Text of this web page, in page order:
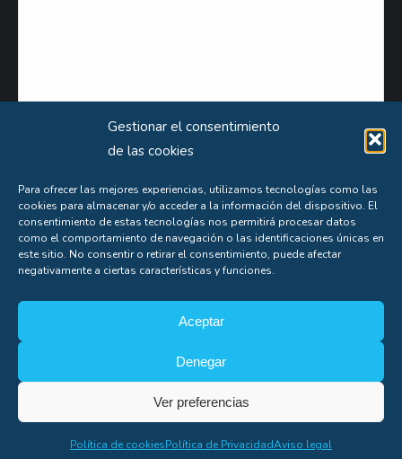
Gestionar el consentimiento
de las cookies
Para ofrecer las mejores experiencias, utilizamos tecnologías como las
cookies para almacenar y/o acceder a la información del dispositivo. El
consentimiento de estas tecnologías nos permitirá procesar datos
como el comportamiento de navegación o las identificaciones únicas en
este sitio. No consentir o retirar el consentimiento, puede afectar
negativamente a ciertas características y funciones.
Aceptar
Denegar
Ver preferencias
Política de cookiesPolítica de PrivacidadAviso legal
Puede obtener información extensa sobre el uso que le damos a sus datos personales
consultando nuestraPolítica de Privacidad.
Aceptas nuestrapolítica de privacidad
Soporte
Copyright© Alfonso Fígares |8web